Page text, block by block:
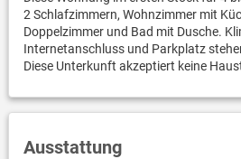
2 Schlafzimmern, Wohnzimmer mit
Doppelzimmer und Bad mit Dusche.
Internetanschluss und Parkplatz
Diese Unterkunft akzeptiert keine
Ausstattung